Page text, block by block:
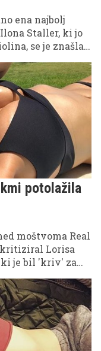
ena najbolj
Staller, ki jo
se je znašla
potolažila
moštvoma Real
Lorisa
ki je bil 'kriv' za